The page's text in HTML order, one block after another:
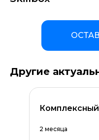
Другие
Комплексный
2 месяца